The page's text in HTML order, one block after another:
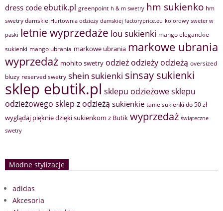
dress code ebutik.pl greenpoint h & m swetry hm sukienko hm
swetry damskie Hurtownia odzieży damskiej factoryprice.eu kolorowy sweter w
paski letnie wyprzedaże lou sukienki mango eleganckie
sukienki mango ubrania markowe ubrania markowe ubrania
wyprzedaż mohito swetry odzież odzieży odzieżą oversized
bluzy reserved swetry shein sukienki sinsay sukienki
sklep ebutik.pl sklepu odzieżowesklepu
odzieżowego sklep z odzieżą sukienkie tanie sukienki do 50 zł
wyglądaj pięknie dzięki sukienkom z Butik wyprzedaż świąteczne
swetry
Modne stylizacje
adidas
Akcesoria